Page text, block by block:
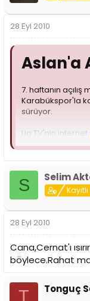
28 Eyl 2010
Aslan'a
7. haftanın
Karabükspor'la
sürüyor.
Lig TV'nin internet
takımda,
Kondisyonerler
Arda'nın,
kadroya
Galatasaray
18 kişilik
sokması
Arda Turan'ın
belirtildi.
S Selim
28 Eyl 2010
Cana,Cernat'ı
böylece.Rahat
T Tonguç